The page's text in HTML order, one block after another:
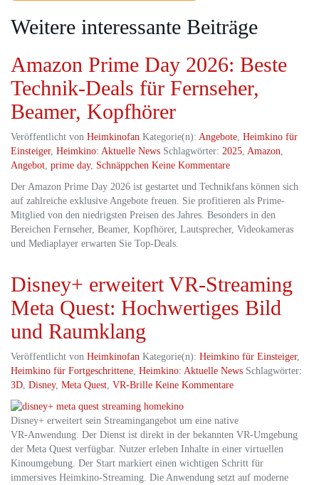
Weitere interessante Beiträge
Amazon Prime Day 2026: Beste
Technik-Deals für Fernseher,
Beamer, Kopfhörer
Veröffentlicht von Heimkinofan Kategorie(n): Angebote, Heimkino für
Einsteiger, Heimkino: Aktuelle News Schlagwörter: 2025, Amazon,
Angebot, prime day, Schnäppchen Keine Kommentare
Der Amazon Prime Day 2026 ist gestartet und Technikfans können sich
auf zahlreiche exklusive Angebote freuen. Sie profitieren als Prime-
Mitglied von den niedrigsten Preisen des Jahres. Besonders in den
Bereichen Fernseher, Beamer, Kopfhörer, Lautsprecher, Videokameras
und Mediaplayer erwarten Sie Top-Deals.
Disney+ erweitert VR‑Streaming
Meta Quest: Hochwertiges Bild
und Raumklang
Veröffentlicht von Heimkinofan Kategorie(n): Heimkino für Einsteiger,
Heimkino für Fortgeschrittene, Heimkino: Aktuelle News Schlagwörter:
3D, Disney, Meta Quest, VR-Brille Keine Kommentare
Disney+ erweitert sein Streamingangebot um eine native
VR‑Anwendung. Der Dienst ist direkt in der bekannten VR‑Umgebung
der Meta Quest verfügbar. Nutzer erleben Inhalte in einer virtuellen
Kinoumgebung. Der Start markiert einen wichtigen Schritt für
immersives Heimkino‑Streaming. Die Anwendung setzt auf moderne